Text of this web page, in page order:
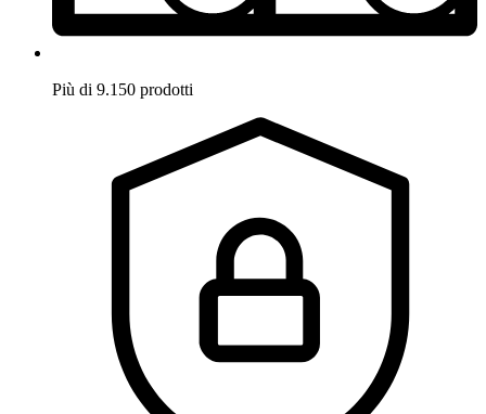
Più di 9.150 prodotti